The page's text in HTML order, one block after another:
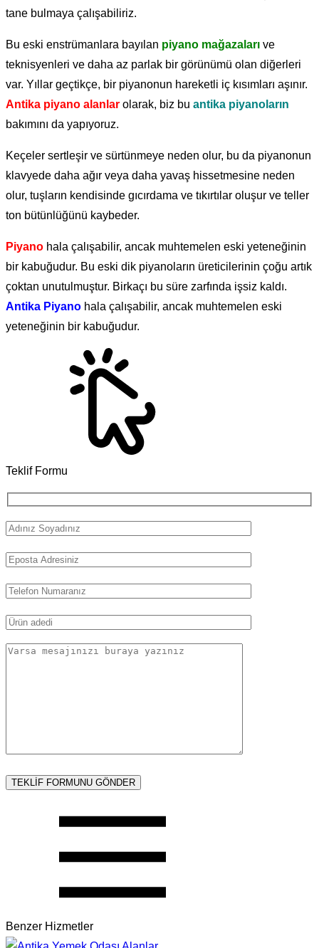
tane bulmaya çalışabiliriz.
Bu eski enstrümanlara bayılan piyano mağazaları ve
teknisyenleri ve daha az parlak bir görünümü olan diğerleri
var. Yıllar geçtikçe, bir piyanonun hareketli iç kısımları aşınır.
Antika piyano alanlar olarak, biz bu antika piyanoların
bakımını da yapıyoruz.
Keçeler sertleşir ve sürtünmeye neden olur, bu da piyanonun
klavyede daha ağır veya daha yavaş hissetmesine neden
olur, tuşların kendisinde gıcırdama ve tıkırtılar oluşur ve teller
ton bütünlüğünü kaybeder.
Piyano hala çalışabilir, ancak muhtemelen eski yeteneğinin
bir kabuğudur. Bu eski dik piyanoların üreticilerinin çoğu artık
çoktan unutulmuştur. Birkaçı bu süre zarfında işsiz kaldı.
Antika Piyano hala çalışabilir, ancak muhtemelen eski
yeteneğinin bir kabuğudur.
Teklif Formu
Benzer Hizmetler